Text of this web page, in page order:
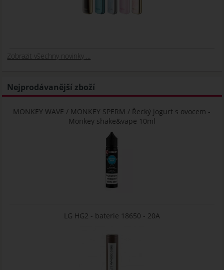
Zobrazit všechny novinky ...
Nejprodávanější zboží
MONKEY WAVE / MONKEY SPERM / Řecký jogurt s ovocem -
Monkey shake&vape 10ml
LG HG2 - baterie 18650 - 20A